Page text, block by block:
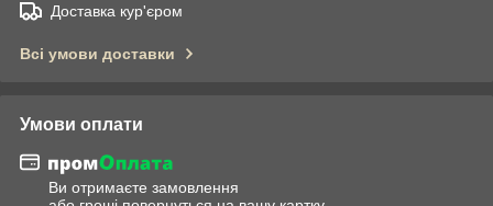
Доставка кур'єром
Всі умови доставки
Умови оплати
Ви отримаєте замовлення